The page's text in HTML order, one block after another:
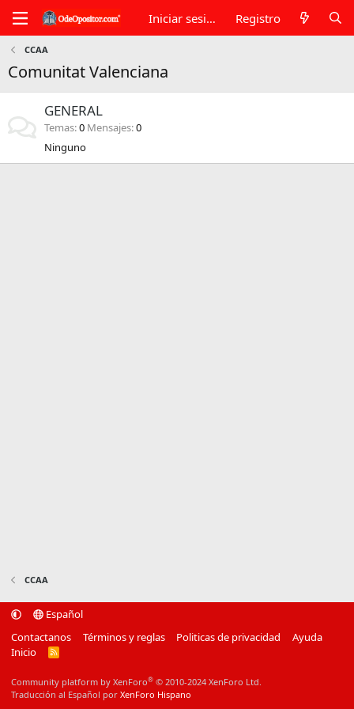
Iniciar sesión Registro
CCAA
Comunitat Valenciana
GENERAL
Temas 0 Mensajes 0
Ninguno
CCAA
Español
Contactanos
Términos y reglas Politicas de privacidad
Ayuda
Inicio
R
Community platform by XenForo® © 2010-2024 XenForo Ltd.
Traducción al Español por XenForo Hispano